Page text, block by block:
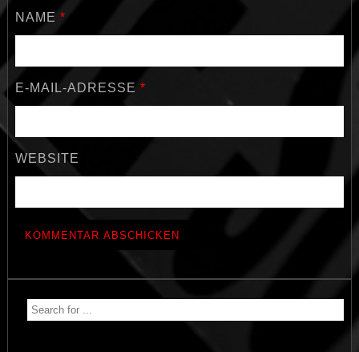
NAME *
E-MAIL-ADRESSE *
WEBSITE